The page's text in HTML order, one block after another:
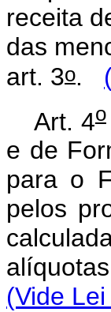
receita
das
art. 3o.
Art. 4o
e de
para o
pelos
(Vide